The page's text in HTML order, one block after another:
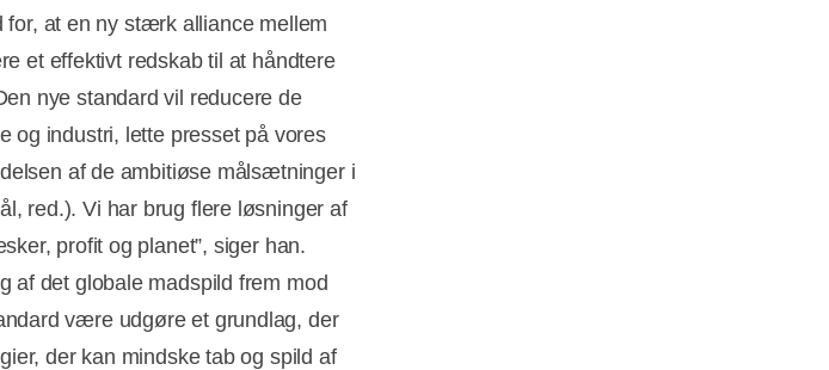
for, at en ny stærk alliance mellem
et effektivt redskab til at håndtere
nye standard vil reducere de
og industri, lette presset på vores
af de ambitiøse målsætninger i
red.). Vi har brug flere løsninger af
profit og planet”, siger han.
af det globale madspild frem mod
være udgøre et grundlag, der
der kan mindske tab og spild af